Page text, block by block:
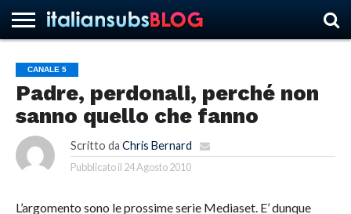
HOME
NEWS
ASCOLTI
RECENSIONI
INTERVISTE
CURIOSITÀ
CHI
SIAMO
CONTATTACI
FORUM
ITALIANSUBS
CANALE 5
Padre, perdonali, perché non
sanno quello che fanno
Scritto da Chris Bernard
Pubblicato il 24 Agosto 2010
L’argomento sono le prossime serie Mediaset. E’ dunque